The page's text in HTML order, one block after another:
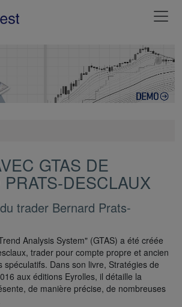
GTAS DE
DESCLAUX
trader Bernard Prats-
Analysis System" (GTAS) a été créée
trader pour compte propre et ancien
spéculatifs. Dans son livre, Stratégies de
aux éditions Eyrolles, il détaille la
de manière précise, de nombreuses